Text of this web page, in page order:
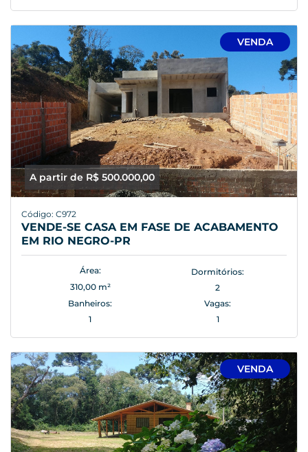
A partir de R$ 500.000,00
VENDA
Código: C972
VENDE-SE CASA EM FASE DE ACABAMENTO
EM RIO NEGRO-PR
Área:
310,00 m²
Dormitórios:
2
Banheiros:
1
Vagas:
1
VENDA